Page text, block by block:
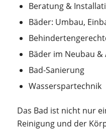
Beratung &
Bäder: Umbau,
Bäder im Neubau &
Bad-Sanierung
Wasserspartechnik
Das Bad ist nicht nur
Reinigung und der